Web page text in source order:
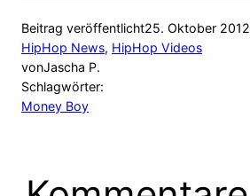
Beitrag veröffentlicht25. Oktober 2012
HipHop News, HipHop Videos
vonJascha P.
Schlagwörter:
Money Boy